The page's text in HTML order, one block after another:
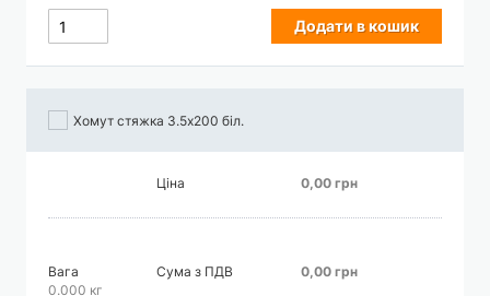
Додати в кошик
Хомут стяжка 3.5х200 біл.
Ціна 0,00 грн
Вага
0.000 кг
Сума з ПДВ 0,00 грн